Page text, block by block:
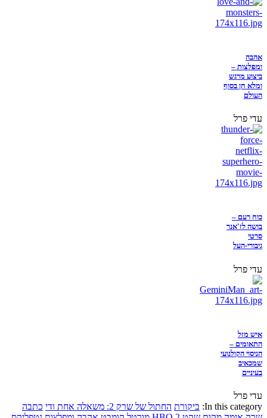
אהבה
ומפלצות –
ביצוע מרגש
ומלא חן בסוף
העולם
עדי פרל
כוח רעם –
בושה לז'אנר
סרטי
גיבורי-העל
עדי פרל
איש מזל
התאומים –
הניסוי הקולנועי
שמכאיב
בעיניים
עדי פרל
In this category: ביקורת החתול של שרק 2: משאלה אחת ודי
כתבה